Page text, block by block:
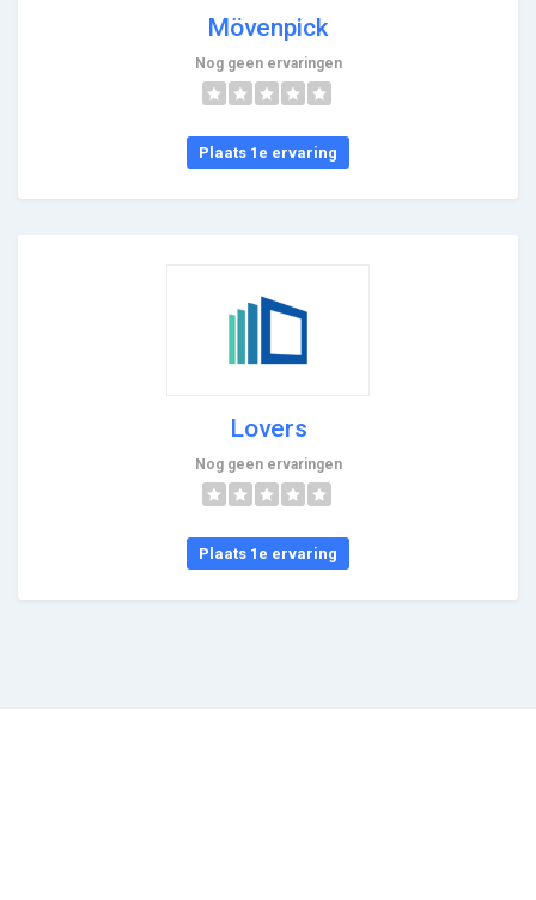
Mövenpick
Nog geen ervaringen
Plaats 1e ervaring
Lovers
Nog geen ervaringen
Plaats 1e ervaring